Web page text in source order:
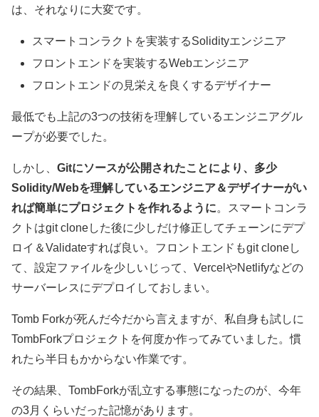
は、それなりに大変です。
スマートコンラクトを実装するSolidityエンジニア
フロントエンドを実装するWebエンジニア
フロントエンドの見栄えを良くするデザイナー
最低でも上記の3つの技術を理解しているエンジニアグル
ープが必要でした。
しかし、 Gitにソースが公開されたことにより、多少
Solidity/Webを理解しているエンジニア＆デザイナーがい
れば簡単にプロジェクトを作れるように。スマートコンラ
クトはgit cloneした後に少しだけ修正してチェーンにデプ
ロイ＆Validateすれば良い。フロントエンドもgit cloneし
て、設定ファイルを少しいじって、VercelやNetlifyなどの
サーバーレスにデプロイしておしまい。
Tomb Forkが死んだ今だから言えますが、私自身も試しに
TombForkプロジェクトを何度か作ってみていました。慣
れたら半日もかからない作業です。
その結果、TombForkが乱立する事態になったのが、今年
の3月くらいだった記憶があります。